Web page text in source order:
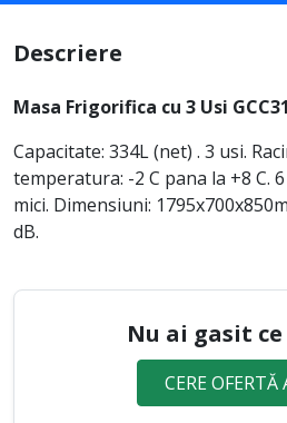
Descriere
Masa Frigorifica cu 3 Usi
Capacitate: 334L (net) . 3 usi.
temperatura: -2 C pana la +8 C.
mici. Dimensiuni:
dB.
Nu ai gasit
CERE OFERTĂ